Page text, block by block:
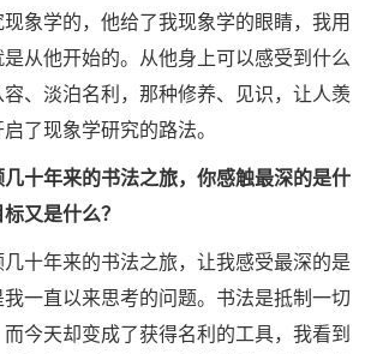
象学的，他给了我现象学的眼睛，我用
从他开始的。从他身上可以感受到什么
、淡泊名利，那种修养、见识，让人羡
了现象学研究的路法。
十年来的书法之旅，你感触最深的是什
又是什么？
几十年来的书法之旅，让我感受最深的是
一直以来思考的问题。书法是抵制一切
今天却变成了获得名利的工具，我看到